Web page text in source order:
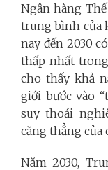
Ngân hàng
trung bình của
nay đến 2030
thấp nhất
cho thấy khả
giới bước vào
suy thoái
căng thẳng của
Năm 2030,